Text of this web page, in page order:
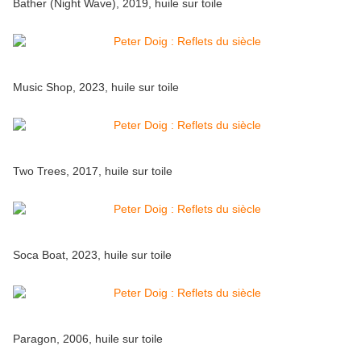
Bather (Night Wave), 2019, huile sur toile
Music Shop, 2023, huile sur toile
Two Trees, 2017, huile sur toile
Soca Boat, 2023, huile sur toile
Paragon, 2006, huile sur toile